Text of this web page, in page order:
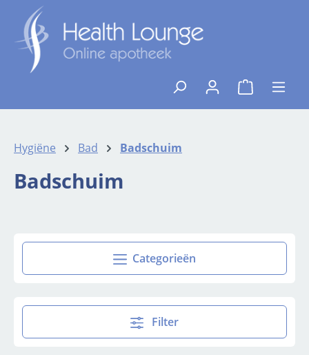
Ga naar de hoofdinhoud
{1}De
Hygiëne Bad Badschuim
Badschuim
Categorieën
Filter